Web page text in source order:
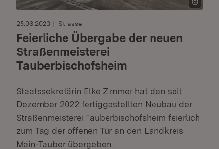
25.06.2023 Strasse
Feierliche Übergabe der neuen
Straßenmeisterei
Tauberbischofsheim
Staatssekretärin Elke Zimmer hat den seit
Dezember 2022 fertiggestellten Neubau der
Straßenmeisterei Tauberbischofsheim feierlich
zum Tag der offenen Tür an den Landkreis
Main-Tauber übergeben.